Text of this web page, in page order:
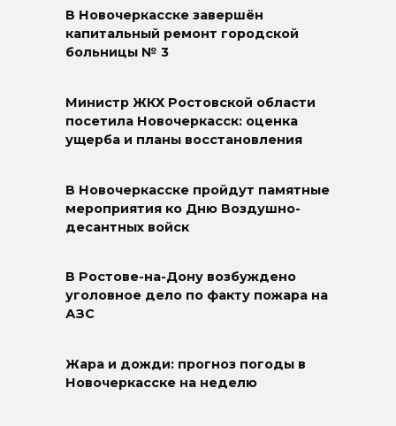
В Новочеркасске завершён
капитальный ремонт городской
больницы № 3
Министр ЖКХ Ростовской области
посетила Новочеркасск: оценка
ущерба и планы восстановления
В Новочеркасске пройдут памятные
мероприятия ко Дню Воздушно-
десантных войск
В Ростове-на-Дону возбуждено
уголовное дело по факту пожара на
АЗС
Жара и дожди: прогноз погоды в
Новочеркасске на неделю